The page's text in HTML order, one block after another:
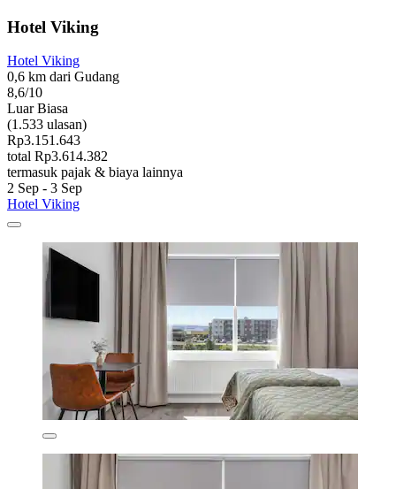
Hotel Viking
Hotel Viking
0,6 km dari Gudang
8,6/10
Luar Biasa
(1.533 ulasan)
Rp3.151.643
total Rp3.614.382
termasuk pajak & biaya lainnya
2 Sep - 3 Sep
Hotel Viking